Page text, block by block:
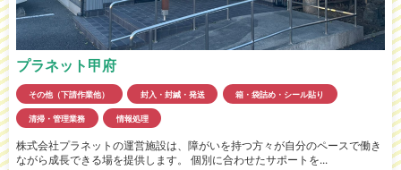
プラネット甲府
その他（下請作業他） 封入・封緘・発送 箱・袋詰め・シール貼り
清掃・管理業務 情報処理
株式会社プラネットの運営施設は、障がいを持つ方々が自分のペースで働き
ながら成長できる場を提供します。 個別に合わせたサポートを...